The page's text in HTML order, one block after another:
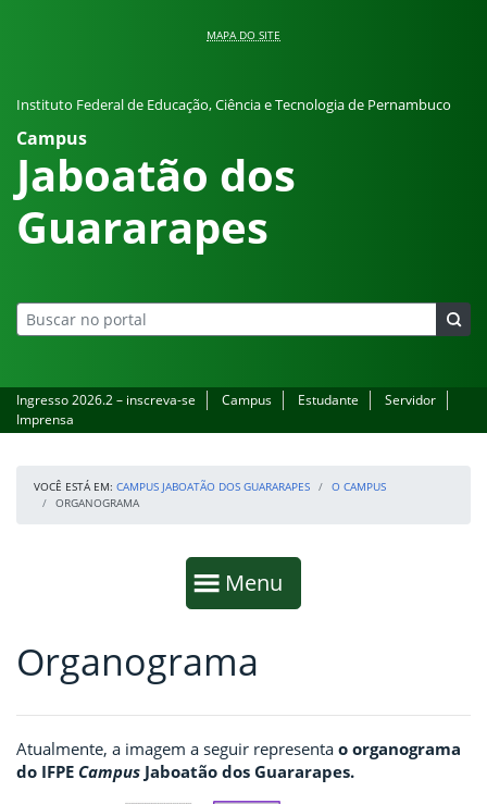
MAPA DO SITE
Instituto Federal de Educação, Ciência e Tecnologia de Pernambuco
Campus
Jaboatão dos
Guararapes
Ingresso 2026.2 – inscreva-se Campus Estudante
Servidor
Imprensa
VOCÊ ESTÁ EM: CAMPUS JABOATÃO DOS GUARARAPES
O CAMPUS
ORGANOGRAMA
Mostrar
Menu
Fim da navegação
Início do conteúdo
Organograma
Atualmente, a imagem a seguir representa o organograma
do IFPE Campus Jaboatão dos Guararapes.